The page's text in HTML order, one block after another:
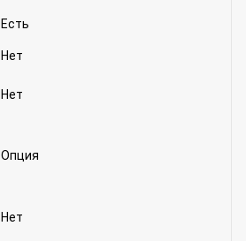
Есть
Нет
Нет
Опция
Нет